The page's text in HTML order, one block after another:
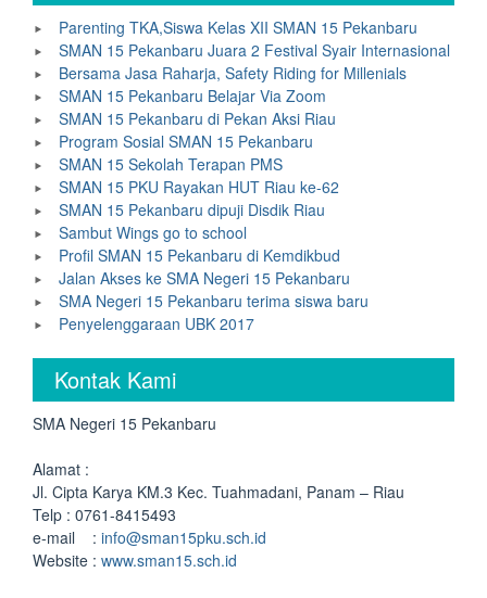
Parenting TKA,Siswa Kelas XII SMAN 15 Pekanbaru
SMAN 15 Pekanbaru Juara 2 Festival Syair Internasional
Bersama Jasa Raharja, Safety Riding for Millenials
SMAN 15 Pekanbaru Belajar Via Zoom
SMAN 15 Pekanbaru di Pekan Aksi Riau
Program Sosial SMAN 15 Pekanbaru
SMAN 15 Sekolah Terapan PMS
SMAN 15 PKU Rayakan HUT Riau ke-62
SMAN 15 Pekanbaru dipuji Disdik Riau
Sambut Wings go to school
Profil SMAN 15 Pekanbaru di Kemdikbud
Jalan Akses ke SMA Negeri 15 Pekanbaru
SMA Negeri 15 Pekanbaru terima siswa baru
Penyelenggaraan UBK 2017
Kontak Kami
SMA Negeri 15 Pekanbaru
Alamat :
Jl. Cipta Karya KM.3 Kec. Tuahmadani, Panam – Riau
Telp : 0761-8415493
e-mail : info@sman15pku.sch.id
Website : www.sman15.sch.id